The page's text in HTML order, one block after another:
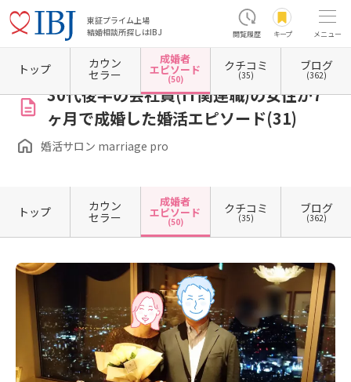
東証プライム上場
結婚相談所探しはIBJ
閲覧履歴 キープ メニュー
ホーム 東京都の結婚相談所 東京都新宿区 東京都新宿区西新宿 婚活サロン marriage
30代後半の会社員(IT関連職)の女性が7
ヶ月で成婚した婚活エピソード(31)
婚活サロン marriage pro
トップ カウン
セラー
成婚者
エピソード
(50)
クチコミ
(35)
ブログ
(362)
トップ カウン
セラー
成婚者
エピソード
(50)
クチコミ
(35)
ブログ
(362)